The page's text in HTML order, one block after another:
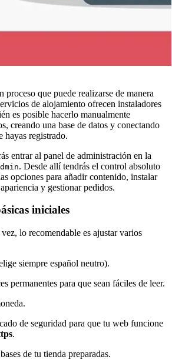
proceso que puede realizarse de manera
de alojamiento ofrecen instaladores
es posible hacerlo manualmente
creando una base de datos y conectando
hayas registrado.
entrar al panel de administración en la
. Desde allí tendrás el control absoluto
opciones para añadir contenido, instalar
y gestionar pedidos.
iniciales
lo recomendable es ajustar varios
siempre español neutro).
permanentes para que sean fáciles de leer.
de seguridad para que tu web funcione
.
de tu tienda preparadas.